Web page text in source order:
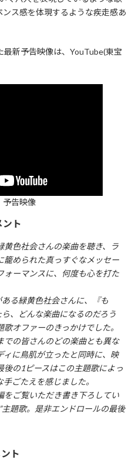
ス感を体現するような疾走感あ
新予告映像は、YouTube(東宝
予告映像
ト
黄色社会さんの楽曲を聴き、ラ
籠められた真っすぐなメッセー
ォーマンスに、何度も心を打た
る緑黄色社会さんに、『も
、どんな楽曲になるのだろう
オファーのきっかけでした。
での皆さんのどの楽曲とも異な
ィに鳥肌が立ったと同時に、映
の1ピースはこの主題歌によっ
ごたえを感じました。
をご覧いただき書き下ろしてい
題歌。是非エンドロールの最後
ト